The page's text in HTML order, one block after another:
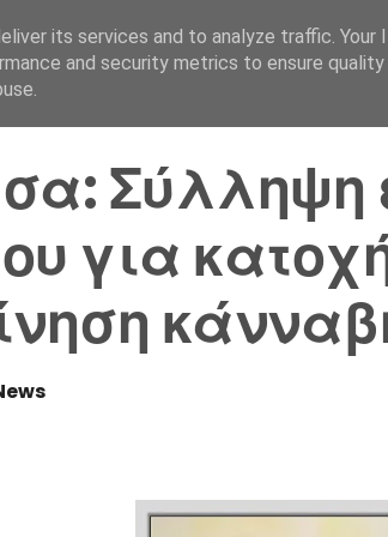
Αρχική
Σύλληψη
για
its services and to analyze traffic. Your
and security metrics to ensure